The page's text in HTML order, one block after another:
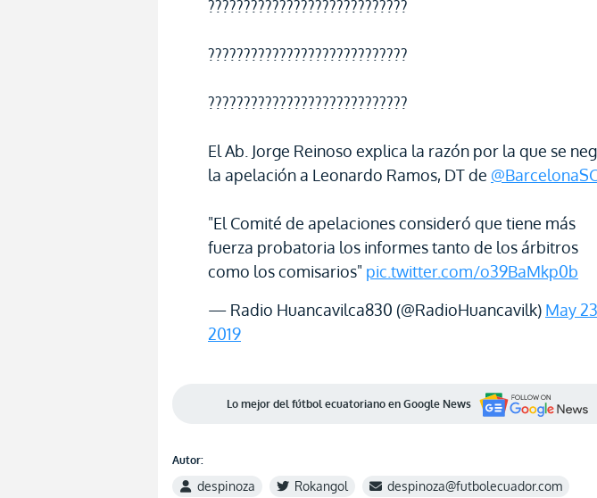
????????????????????????????
????????????????????????????
????????????????????????????
El Ab. Jorge Reinoso explica la razón por la que se
la apelación a Leonardo Ramos, DT de
"El Comité de apelaciones consideró que tiene más
fuerza probatoria los informes tanto de los árbitros
como los comisarios" pic.twitter.com/o39BaMkp0b
— Radio Huancavilca830 (@RadioHuancavilk) May
2019
Lo mejor del fútbol ecuatoriano en Google News
Autor:
despinoza Rokangol despinoza@futbolecuador.com